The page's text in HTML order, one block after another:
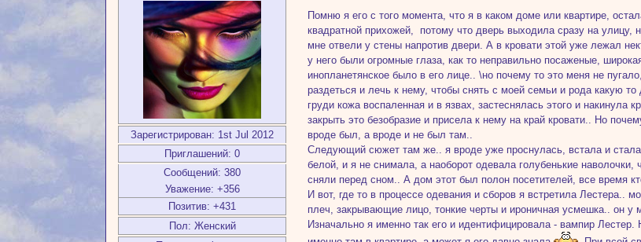
Зарегистрирован: 1st Jul 2012
Приглашений: 0
Сообщений: 380
Уважение: +356
Позитив: +431
Пол: Женский
Помню я его с того момента, что я в каком доме или квартире,
квадратной прихожей, потому что дверь выходила сразу на улицу,
мне отвели у стены напротив двери. А в кровати этой уже лежал
у него были огромные глаза, как то неправильно посаженые,
инопланетянское было в его лице.. \но почему то это меня не
раздеться и лечь к нему, чтобы снять с моей семьи и рода какую
груди кожа воспаленная и в язвах, застеснялась этого и
закрыть это безобразие и присела к нему на край кровати.. Но
вроде был, а вроде и не был там..
Следующий сюжет там же.. я вроде уже проснулась, встала и
белой, и я не снимала, а наоборот одевала голубенькие
сняли перед сном.. А дом этот был полон посетителей, все время
И вот, где то в процессе одевания и сборов я встретила
плеч, закрывающие лицо, тонкие черты и ироничная усмешка.. он у
Изначально я именно так его и идентифицировала - вампир